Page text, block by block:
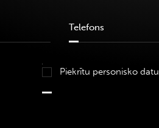
Piekrītu personisko datu